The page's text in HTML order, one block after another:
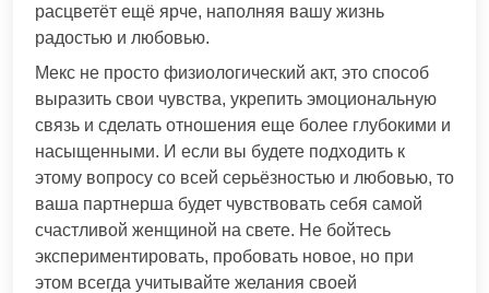
расцветёт ещё ярче, наполняя вашу жизнь
радостью и любовью.
Мекс не просто физиологический акт, это способ
выразить свои чувства, укрепить эмоциональную
связь и сделать отношения еще более глубокими и
насыщенными. И если вы будете подходить к
этому вопросу со всей серьёзностью и любовью, то
ваша партнерша будет чувствовать себя самой
счастливой женщиной на свете. Не бойтесь
экспериментировать, пробовать новое, но при
этом всегда учитывайте желания своей